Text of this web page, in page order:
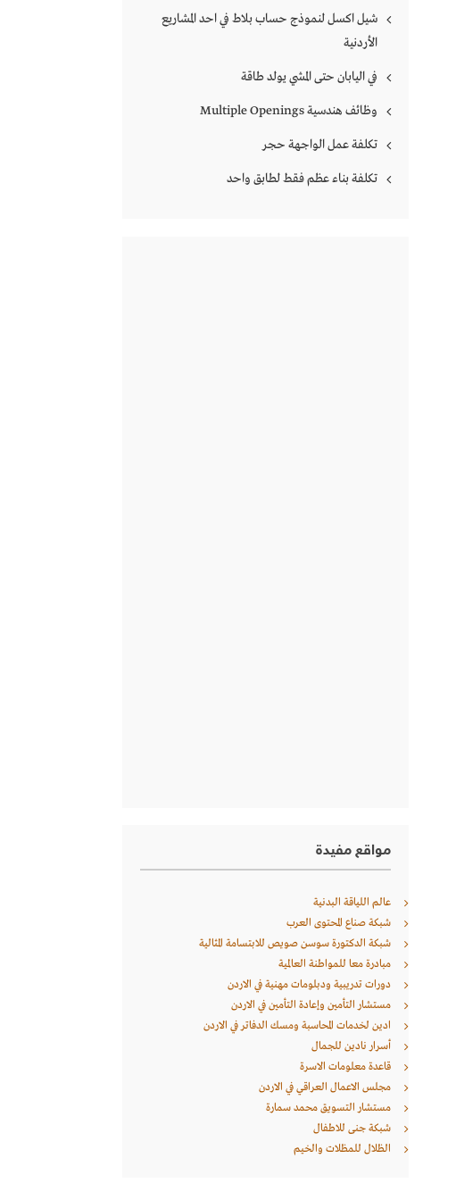
شيل اكسل لنموذج حساب بلاط في احد المشاريع
الأردنية
في اليابان حتى المشي يولد طاقة
وظائف هندسية Multiple Openings
تكلفة عمل الواجهة حجر
تكلفة بناء عظم فقط لطابق واحد
مواقع مفيدة
عالم اللياقة البدنية
شبكة صناع المحتوى العرب
شبكة الدكتورة سوسن صويص للابتسامة المثالية
مبادرة معا للمواطنة العالمية
دورات تدريبية ودبلومات مهنية في الاردن
مستشار التأمين وإعادة التأمين في الاردن
ادين لخدمات المحاسبة ومسك الدفاتر في الاردن
أسرار نادين للجمال
قاعدة معلومات الاسرة
مجلس الاعمال العراقي في الاردن
مستشار التسويق محمد سمارة
شبكة جنى للاطفال
الظلال للمظلات والخيم